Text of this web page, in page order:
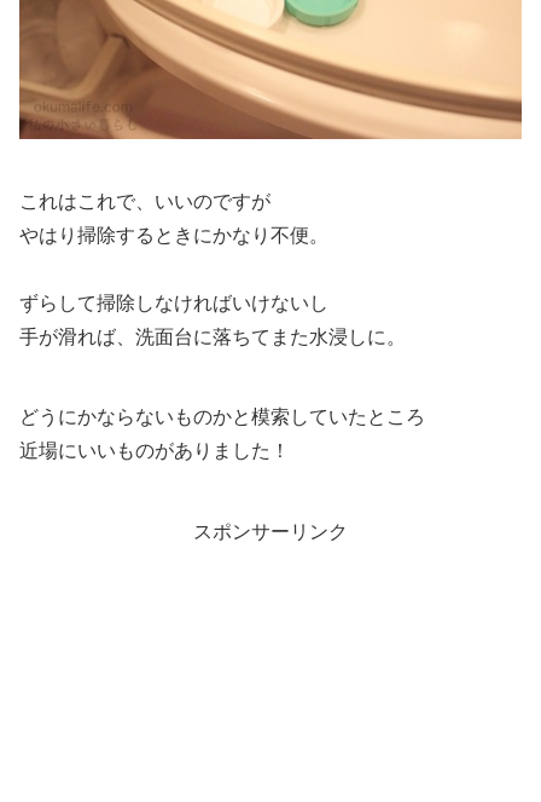
これはこれで、いいのですが
やはり掃除するときにかなり不便。
ずらして掃除しなければいけないし
手が滑れば、洗面台に落ちてまた水浸しに。
どうにかならないものかと模索していたところ
近場にいいものがありました！
スポンサーリンク